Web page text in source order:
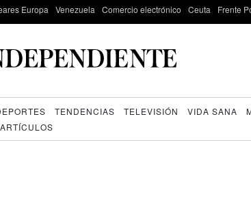
Europa Venezuela Comercio electrónico Ceuta Frente
TENDENCIAS TELEVISIÓN VIDA SANA
ARTÍCULOS